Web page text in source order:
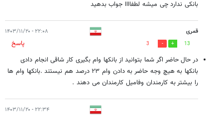
بانکی ندارد چی میشه لطفاااا جواب بدهید
قمری ۲۲:۰۸ - ۱۴۰۳/۱۱/۲۰
13
3
پاسخ
در حال حاضر اگر شما بتوانید از بانکها وام بگیری کار شاقی انجام دادی
بانکها به هیچ وجه حاضر به دادن وام ۲۳ درصد هم نیستند .بانکها وام ها
را بیشتر به کارمندان وفامیل کارمندان می دهند .
۲۲:۳۴ - ۱۴۰۳/۱۱/۲۰